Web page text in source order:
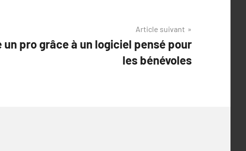
Article suivant
un pro grâce à un logiciel pensé pour
les bénévoles